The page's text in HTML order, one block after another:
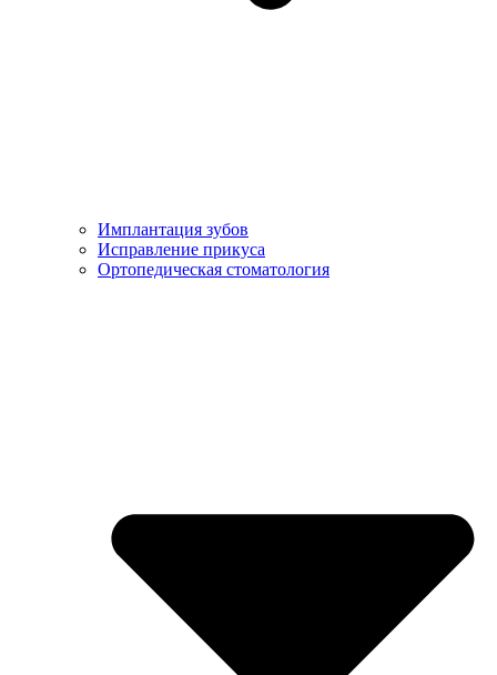
Имплантация зубов
Исправление прикуса
Ортопедическая стоматология